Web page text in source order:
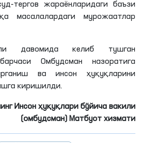
тергов жараёнларидаги баъзи
масалалардаги мурожаатлар
давомида келиб тушган
Омбудсман назоратига
ва инсон ҳуқуқларини
киришилди.
Инсон ҳуқуқлари бўйича вакили
(омбудсман) Матбуот хизмати